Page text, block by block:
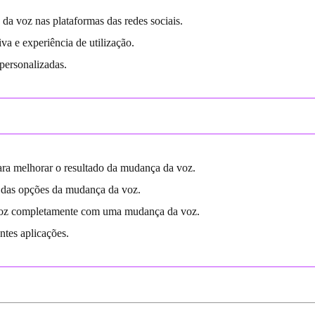
voz nas plataformas das redes sociais.
e experiência de utilização.
melhorar o resultado da mudança da voz.
opções da mudança da voz.
completamente com uma mudança da voz.
aplicações.